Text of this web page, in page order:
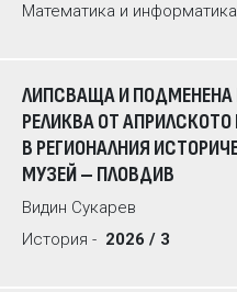
Математика и
ЛИПСВАЩА И ПОДМЕНЕНА
РЕЛИКВА ОТ
В РЕГИОНАЛНИЯ
МУЗЕЙ – ПЛОВДИВ
Видин Сукарев
История - 2026 / 3